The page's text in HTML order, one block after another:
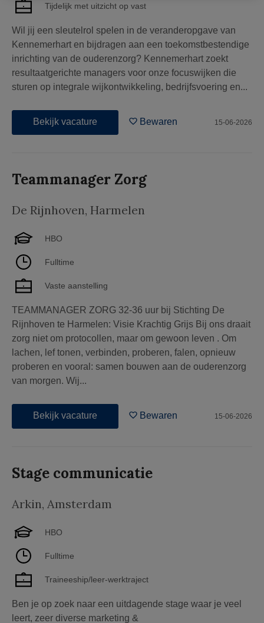
Tijdelijk met uitzicht op vast
Wil jij een sleutelrol spelen in de veranderopgave van
Kennemerhart en bijdragen aan een toekomstbestendige
inrichting van de ouderenzorg? Kennemerhart zoekt
resultaatgerichte managers voor onze focuswijken die
sturen op integrale wijkontwikkeling, bedrijfsvoering en...
Bekijk vacature Bewaren 15-06-2026
Teammanager Zorg
De Rijnhoven, Harmelen
HBO
Fulltime
Vaste aanstelling
TEAMMANAGER ZORG 32-36 uur bij Stichting De
Rijnhoven te Harmelen: Visie Krachtig Grijs Bij ons draait
zorg niet om protocollen, maar om gewoon leven . Om
lachen, lef tonen, verbinden, proberen, falen, opnieuw
proberen en vooral: samen bouwen aan de ouderenzorg
van morgen. Wij...
Bekijk vacature Bewaren 15-06-2026
Stage communicatie
Arkin, Amsterdam
HBO
Fulltime
Traineeship/leer-werktraject
Ben je op zoek naar een uitdagende stage waar je veel
leert, zeer diverse marketing &